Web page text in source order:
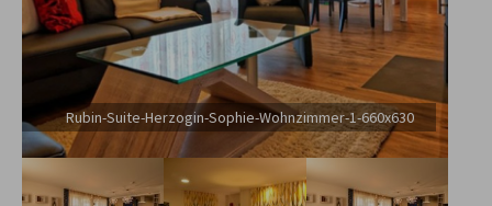
Rubin-Suite-Herzogin-Sophie-Wohnzimmer-1-660x630